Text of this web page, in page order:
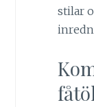
stilar